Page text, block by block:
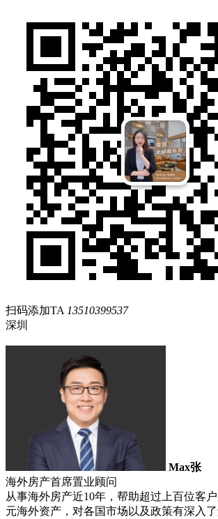
扫码添加TA 13510399537
深圳
Max张
海外房产首席置业顾问
从事海外房产近10年，帮助超过上百位客
元海外资产，对各国市场以及政策有深入